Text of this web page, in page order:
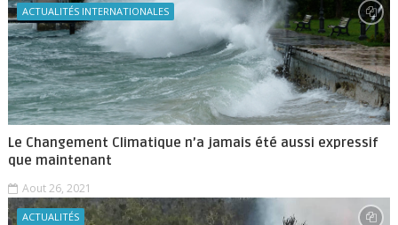
ACTUALITÉS INTERNATIONALES
Le Changement Climatique n’a jamais été aussi expressif
que maintenant
Aout 26, 2021
ACTUALITÉS